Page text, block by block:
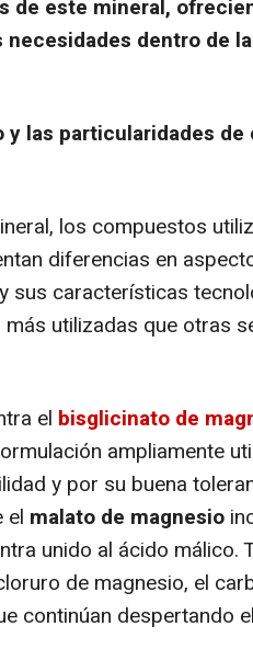
de este mineral,
dentro de la
las particularidades de
los compuestos
diferencias en
sus características
utilizadas que otras
el bisglicinato de
ampliamente
y por su buena
el malato de magnesio
unido al ácido málico.
de magnesio, el
continúan despertando